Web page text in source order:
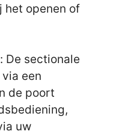
het openen of
De sectionale
een
de poort
uw